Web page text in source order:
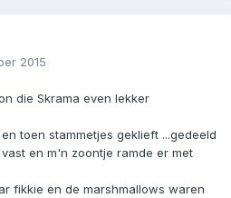
2015
die Skrama even lekker
toen stammetjes geklieft ...gedeeld
en m'n zoontje ramde er met
fikkie en de marshmallows waren